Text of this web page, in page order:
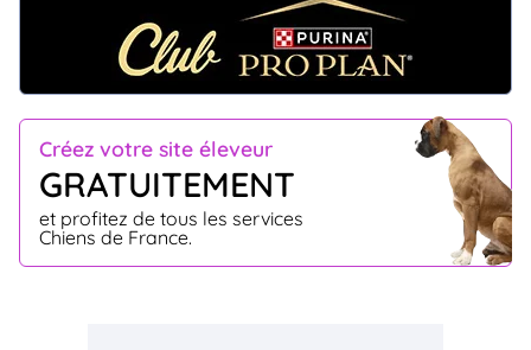
Créez votre site éleveur
GRATUITEMENT
et profitez de tous les services
Chiens de France.